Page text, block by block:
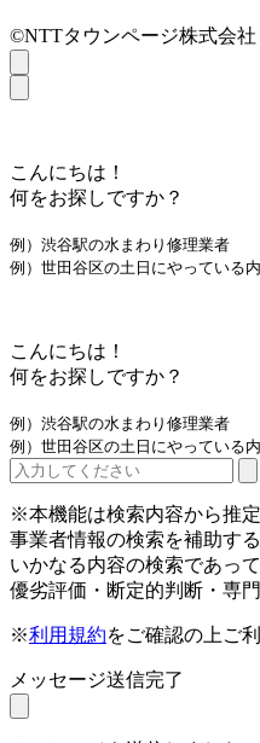
©NTTタウンページ株式会社
こんにちは！
何をお探しですか？
例）渋谷駅の水まわり修理業者
例）世田谷区の土日にやっている
こんにちは！
何をお探しですか？
例）渋谷駅の水まわり修理業者
例）世田谷区の土日にやっている
※本機能は検索内容から推
事業者情報の検索を補助する
いかなる内容の検索であっ
優劣評価・断定的判断・専
※利用規約をご確認の上ご
メッセージ送信完了